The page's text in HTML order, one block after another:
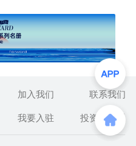
加入我们
联系我们
我要入驻 投资者关系